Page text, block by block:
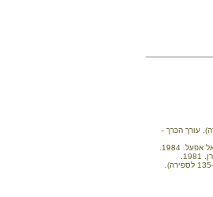
עורך הכרך -
4. כרך ד: התקופה הרומית ביזנטית, שלטון רומי מהכיבוש ועד מלחמת בן כוסבה (63 לפני הספירה-135 לספירה).